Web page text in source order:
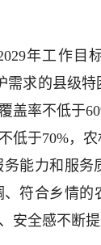
年工作目
需求的县级
盖率不低于
低于70%，
能力和服务
符合乡情的
安全感不断提